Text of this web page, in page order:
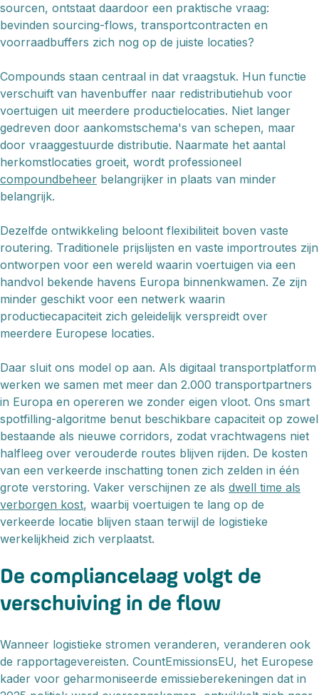
sourcen, ontstaat daardoor een praktische vraag:
bevinden sourcing-flows, transportcontracten en
voorraadbuffers zich nog op de juiste locaties?
Compounds staan centraal in dat vraagstuk. Hun functie
verschuift van havenbuffer naar redistributiehub voor
voertuigen uit meerdere productielocaties. Niet langer
gedreven door aankomstschema's van schepen, maar
door vraaggestuurde distributie. Naarmate het aantal
herkomstlocaties groeit, wordt professioneel
compoundbeheer belangrijker in plaats van minder
belangrijk.
Dezelfde ontwikkeling beloont flexibiliteit boven vaste
routering. Traditionele prijslijsten en vaste importroutes zijn
ontworpen voor een wereld waarin voertuigen via een
handvol bekende havens Europa binnenkwamen. Ze zijn
minder geschikt voor een netwerk waarin
productiecapaciteit zich geleidelijk verspreidt over
meerdere Europese locaties.
Daar sluit ons model op aan. Als digitaal transportplatform
werken we samen met meer dan 2.000 transportpartners
in Europa en opereren we zonder eigen vloot. Ons smart
spotfilling-algoritme benut beschikbare capaciteit op zowel
bestaande als nieuwe corridors, zodat vrachtwagens niet
halfleeg over verouderde routes blijven rijden. De kosten
van een verkeerde inschatting tonen zich zelden in één
grote verstoring. Vaker verschijnen ze als dwell time als
verborgen kost, waarbij voertuigen te lang op de
verkeerde locatie blijven staan terwijl de logistieke
werkelijkheid zich verplaatst.
De compliancelaag volgt de
verschuiving in de flow
Wanneer logistieke stromen veranderen, veranderen ook
de rapportagevereisten. CountEmissionsEU, het Europese
kader voor geharmoniseerde emissieberekeningen dat in